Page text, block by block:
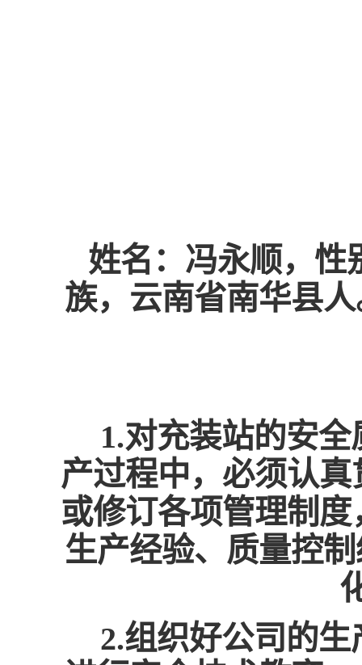
姓名：冯永顺，性
族，云南省南华县
1.对充装站的安
产过程中，必须认
或修订各项管理制
生产经验、质量控
2.组织好公司的